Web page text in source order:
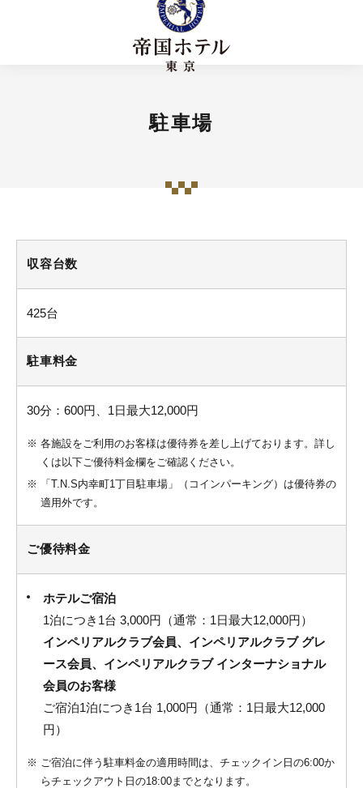
駐車場
収容台数
425台
駐車料金
30分：600円、1日最大12,000円
※ 各施設をご利用のお客様は優待券を差し上げております。詳し
くは以下ご優待料金欄をご確認ください。
※
「T.N.S内幸町1丁目駐車場」（コインパーキング）は優待券の
適用外です。
ご優待料金
ホテルご宿泊
1泊につき1台 3,000円（通常：1日最大12,000円）
インペリアルクラブ会員、インペリアルクラブ グレ
ース会員、インペリアルクラブ インターナショナル
会員のお客様
ご宿泊1泊につき1台 1,000円（通常：1日最大12,000
円）
※ ご宿泊に伴う駐車料金の適用時間は、チェックイン日の6:00か
らチェックアウト日の18:00までとなります。